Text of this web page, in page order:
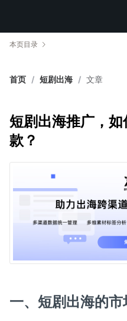
本页目录
首页 / 短剧出海 / 文章
短剧出海推广，
款？
一、短剧出海的